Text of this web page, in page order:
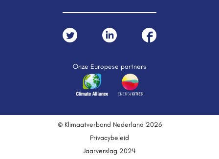
Onze Europese partners
© Klimaatverbond Nederland 2026
Privacybeleid
Jaarverslag 2024